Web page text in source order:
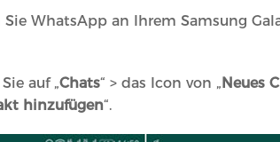
Sie WhatsApp an Ihrem Samsung
auf „Chats“ > das Icon von „Neues
hinzufügen“.